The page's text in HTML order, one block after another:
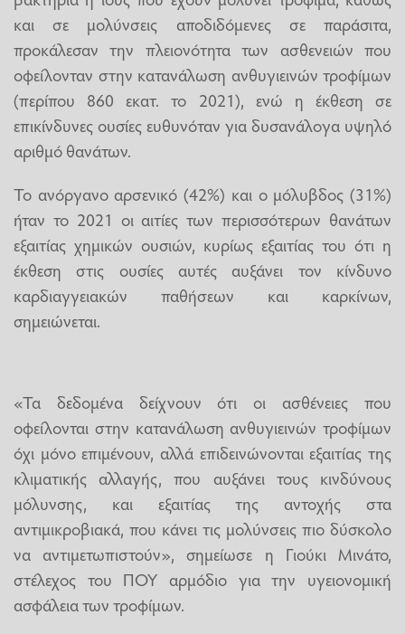
και σε μολύνσεις αποδιδόμενες σε παράσιτα,
προκάλεσαν την πλειονότητα των ασθενειών που
οφείλονταν στην κατανάλωση ανθυγιεινών τροφίμων
(περίπου 860 εκατ. το 2021), ενώ η έκθεση σε
επικίνδυνες ουσίες ευθυνόταν για δυσανάλογα υψηλό
αριθμό θανάτων.
Το ανόργανο αρσενικό (42%) και ο μόλυβδος (31%)
ήταν το 2021 οι αιτίες των περισσότερων θανάτων
εξαιτίας χημικών ουσιών, κυρίως εξαιτίας του ότι η
έκθεση στις ουσίες αυτές αυξάνει τον κίνδυνο
καρδιαγγειακών παθήσεων και καρκίνων,
σημειώνεται.
«Τα δεδομένα δείχνουν ότι οι ασθένειες που
οφείλονται στην κατανάλωση ανθυγιεινών τροφίμων
όχι μόνο επιμένουν, αλλά επιδεινώνονται εξαιτίας της
κλιματικής αλλαγής, που αυξάνει τους κινδύνους
μόλυνσης, και εξαιτίας της αντοχής στα
αντιμικροβιακά, που κάνει τις μολύνσεις πιο δύσκολο
να αντιμετωπιστούν», σημείωσε η Γιούκι Μινάτο,
στέλεχος του ΠΟΥ αρμόδιο για την υγειονομική
ασφάλεια των τροφίμων.